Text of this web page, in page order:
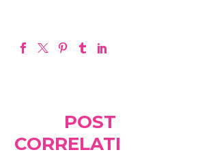
POST
CORRELATI